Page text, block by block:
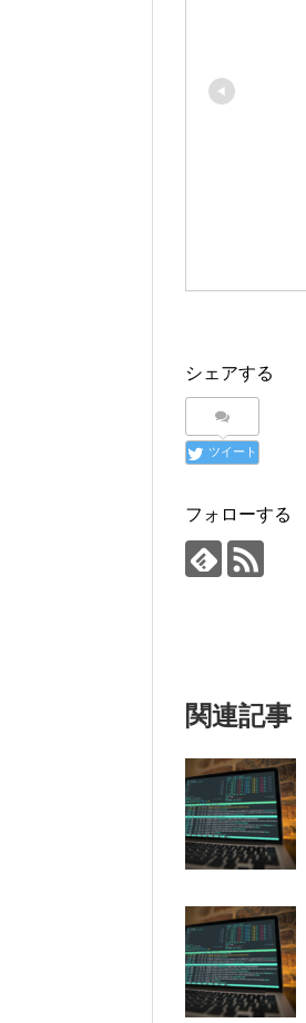
シェアする
ツイート
フォローする
関連記事